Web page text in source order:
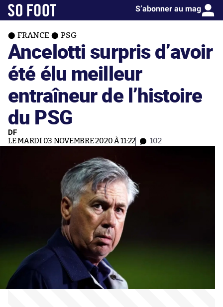
S’abonner au mag
FRANCE PSG
Ancelotti surpris d’avoir
été élu meilleur
entraîneur de l’histoire
du PSG
DF
LE MARDI 03 NOVEMBRE 2020 À 11:22 102